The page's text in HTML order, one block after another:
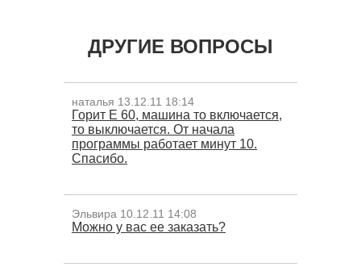
ДРУГИЕ ВОПРОСЫ
наталья 13.12.11 18:14
Горит Е 60, машина то включается,
то выключается. От начала
программы работает минут 10.
Спасибо.
Эльвира 10.12.11 14:08
Можно у вас ее заказать?